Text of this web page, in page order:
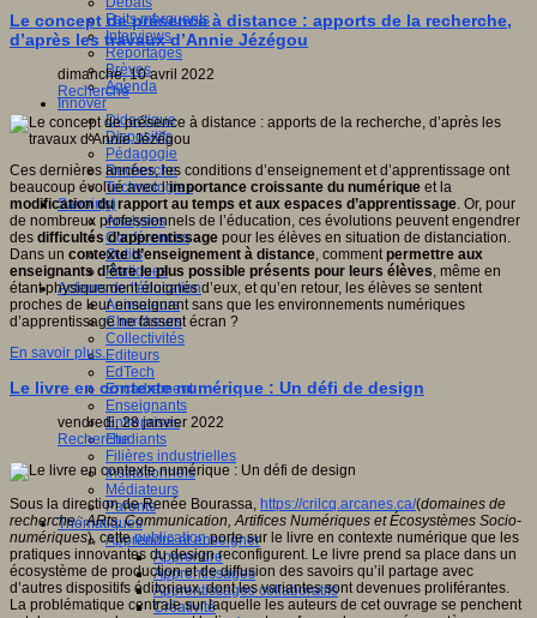
Faits marquants
Interviews
Reportages
Brèves
Agenda
Innover
Didactique
Dispositifs
Pédagogie
Recherche
Technologies
Savoir(s)
Analyses
Conférences
Outils
Pratiques
Acteurs de l'éducation
Animateurs
Chercheurs
Collectivités
Editeurs
EdTech
Encadrement
Enseignants
Entreprises
Etudiants
Filières industrielles
Institutionnels
Médiateurs
Parents
Thématiques
Apprendre et enseigner
Apprendre
Apprentissages
Apprentissages collaboratifs
Créativité
Le concept de présence à distance : apports de la recherche,
d’après les travaux d’Annie Jézégou
dimanche, 10 avril 2022
Recherche
Ces dernières années, les conditions d’enseignement et d’apprentissage ont
beaucoup évolué avec l’importance croissante du numérique et la
modification du rapport au temps et aux espaces d’apprentissage. Or, pour
de nombreux professionnels de l’éducation, ces évolutions peuvent engendrer
des difficultés d’apprentissage pour les élèves en situation de distanciation.
Dans un contexte d’enseignement à distance, commentpermettre aux
enseignants d’être le plus possible présents pour leurs élèves, même en
étant physiquement éloignés d’eux, et qu’en retour, les élèves se sentent
proches de leur enseignant sans que les environnements numériques
d’apprentissage ne fassent écran ?
En savoir plus...
Le livre en contexte numérique : Un défi de design
vendredi, 28 janvier 2022
Recherche
Sous la direction de Renée Bourassa, https://crilcq.arcanes.ca/(domaines de
recherche : ARts, Communication, Artifices Numériques et Écosystèmes Socio-
numériques), cettepublicationporte sur le livre en contexte numérique que les
pratiques innovantes du design reconfigurent. Le livre prend sa place dans un
écosystème de production et de diffusion des savoirs qu’il partage avec
d’autres dispositifs éditoriaux, dont les variantes sont devenues proliférantes.
La problématique centrale sur laquelle les auteurs de cet ouvrage se penchent